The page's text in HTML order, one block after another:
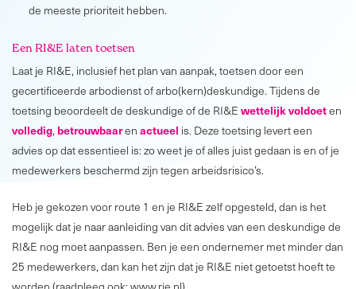
de meeste prioriteit hebben.
Een RI&E laten toetsen
Laat je RI&E, inclusief het plan van aanpak, toetsen door een
gecertificeerde arbodienst of arbo(kern)deskundige. Tijdens de
toetsing beoordeelt de deskundige of de RI&E wettelijk voldoeten
volledig, betrouwbaaren actueel is. Deze toetsing levert een
advies op dat essentieel is: zo weet je of alles juist gedaan is en of je
medewerkers beschermd zijn tegen arbeidsrisico’s.
Heb je gekozen voor route 1 en je RI&E zelf opgesteld, dan is het
mogelijk dat je naar aanleiding van dit advies van een deskundige de
RI&E nog moet aanpassen. Ben je een ondernemer met minder dan
25 medewerkers, dan kan het zijn dat je RI&E niet getoetst hoeft te